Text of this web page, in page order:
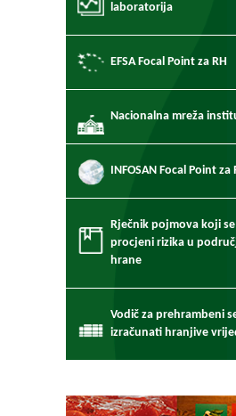
laboratorija
EFSA Focal Point za RH
Nacionalna mreža
INFOSAN Focal Point za
Rječnik pojmova koji
procjeni rizika u
hrane
Vodič za prehrambeni
izračunati hranjive